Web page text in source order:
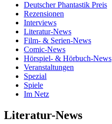
Deutscher Phantastik Preis
Rezensionen
Interviews
Literatur-News
Film- & Serien-News
Comic-News
Hörspiel- & Hörbuch-News
Veranstaltungen
Spezial
Spiele
Im Netz
Literatur-News